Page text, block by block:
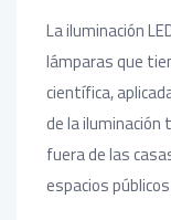
La iluminación
lámparas que
científica,
de la iluminación
fuera de las
espacios